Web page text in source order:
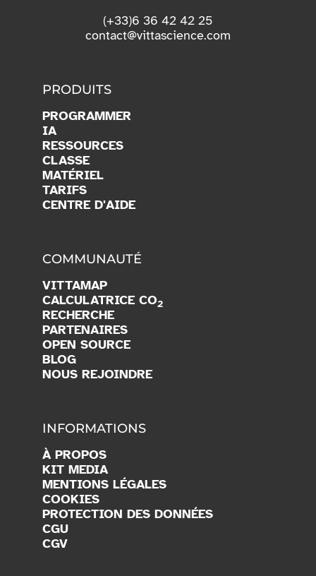
(+33)6 36 42 42 25
contact@vittascience.com
PRODUITS
PROGRAMMER
IA
RESSOURCES
CLASSE
MATÉRIEL
TARIFS
CENTRE D'AIDE
COMMUNAUTÉ
VITTAMAP
CALCULATRICE CO2
RECHERCHE
PARTENAIRES
OPEN SOURCE
BLOG
NOUS REJOINDRE
INFORMATIONS
À PROPOS
KIT MEDIA
MENTIONS LÉGALES
COOKIES
PROTECTION DES DONNÉES
CGU
CGV